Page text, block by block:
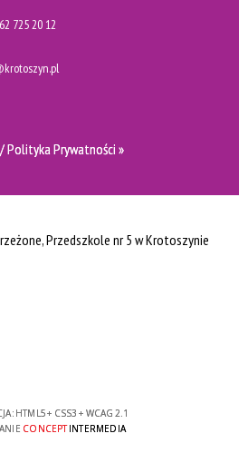
62 725 20 12
/ Polityka Prywatności »
, Przedszkole nr 5 w Krotoszynie
HTML5+ CSS3 + WCAG 2.1
CONCEPTINTERMEDIA